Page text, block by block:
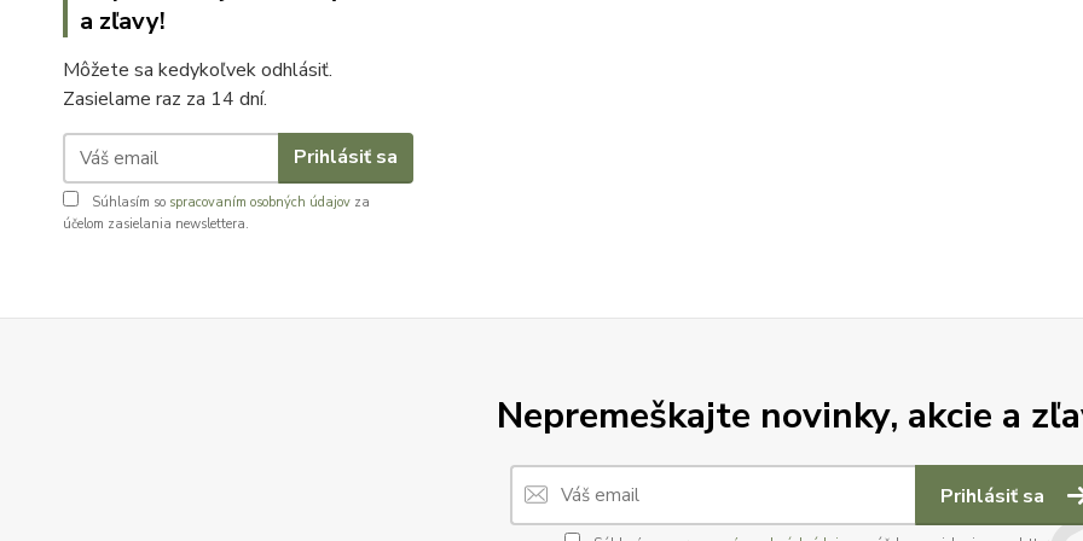
a zľavy!
Môžete sa kedykoľvek odhlásiť.
Zasielame raz za 14 dní.
Prihlásiť sa
Súhlasím so spracovaním osobných údajov za
účelom zasielania newslettera.
Nepremeškajte novinky, akcie a
Prihlásiť sa